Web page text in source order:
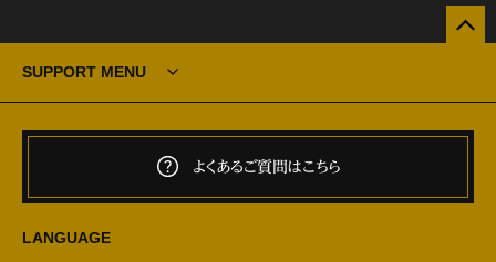
SUPPORT MENU
よくあるご質問はこちら
LANGUAGE